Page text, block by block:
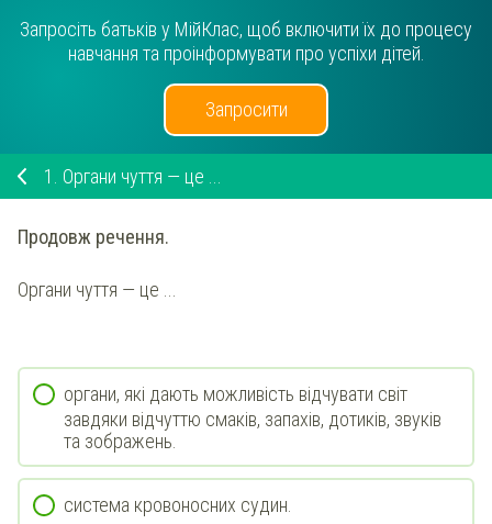
Запросіть батьків у МійКлас, щоб включити їх до процесу
навчання та проінформувати про успіхи дітей.
Запросити
1. Органи чуття — це ...
Продовж речення.
Органи чуття — це ...
органи, які дають можливість відчувати світ
завдяки відчуттю смаків, запахів, дотиків, звуків
та зображень.
система кровоносних судин.